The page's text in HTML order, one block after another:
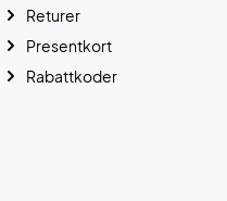
Returer
Presentkort
Rabattkoder